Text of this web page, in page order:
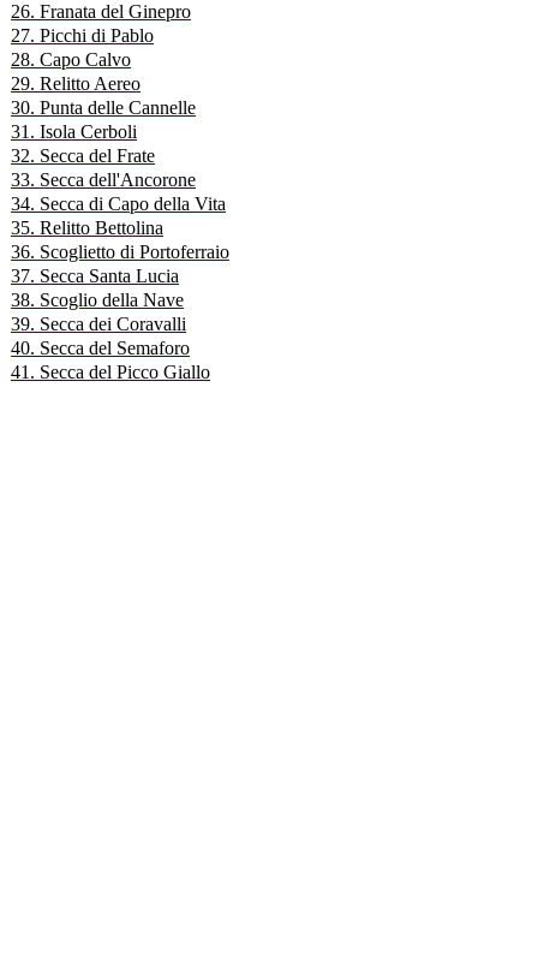
26. Franata del Ginepro
27. Picchi di Pablo
28. Capo Calvo
29. Relitto Aereo
30. Punta delle Cannelle
31. Isola Cerboli
32. Secca del Frate
33. Secca dell'Ancorone
34. Secca di Capo della Vita
35. Relitto Bettolina
36. Scoglietto di Portoferraio
37. Secca Santa Lucia
38. Scoglio della Nave
39. Secca dei Coravalli
40. Secca del Semaforo
41. Secca del Picco Giallo